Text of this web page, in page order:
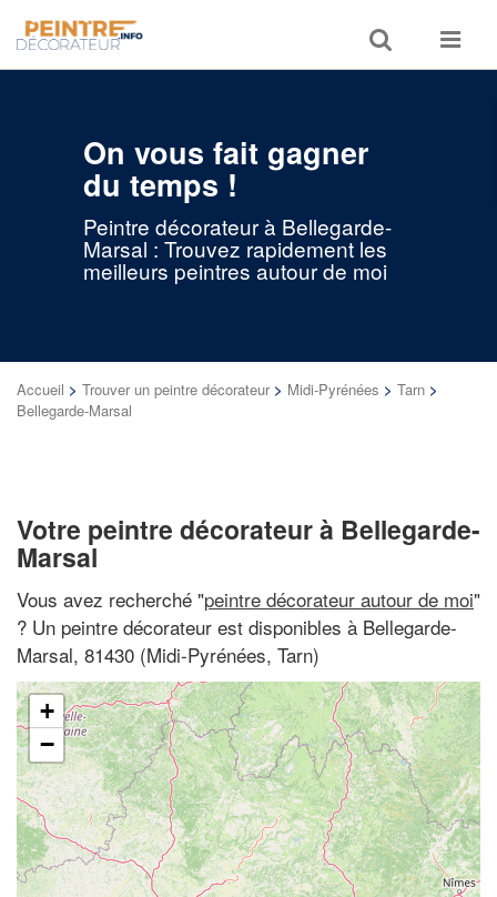
Toggle
search
Toggle
On vous fait gagner
du temps !
Peintre décorateur à Bellegarde-
Marsal : Trouvez rapidement les
meilleurs peintres autour de moi
Accueil > Trouver un peintre décorateur > Midi-Pyrénées > Tarn >
Bellegarde-Marsal
Votre peintre décorateur à Bellegarde-
Marsal
Vous avez recherché "peintre décorateur autour de moi"
? Un peintre décorateur est disponibles à Bellegarde-
Marsal, 81430 (Midi-Pyrénées, Tarn)
+
−